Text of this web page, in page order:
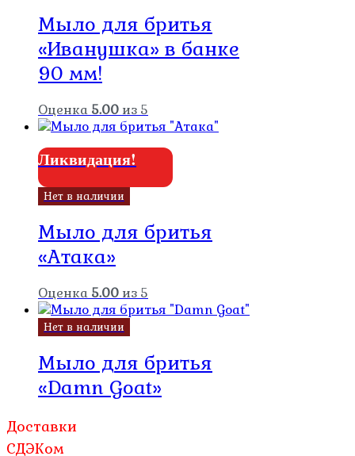
Мыло для бритья
«Иванушка» в банке
90 мм!
Оценка 5.00 из 5
Ликвидация!
Нет в наличии
Мыло для бритья
«Атака»
Оценка 5.00 из 5
Нет в наличии
Мыло для бритья
«Damn Goat»
Доставки
СДЭКом